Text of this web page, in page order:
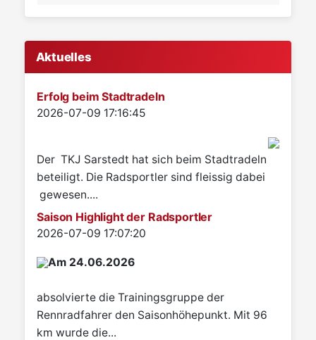
Aktuelles
Erfolg beim Stadtradeln
Details
2026-07-09 17:16:45
Der TKJ Sarstedt hat sich beim Stadtradeln
beteiligt. Die Radsportler sind fleissig dabei
gewesen....
Saison Highlight der Radsportler
Details
2026-07-09 17:07:20
Am 24.06.2026
absolvierte die Trainingsgruppe der
Rennradfahrer den Saisonhöhepunkt. Mit 96
km wurde die...